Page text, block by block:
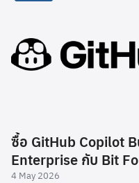
ซื้อ GitHub Copilot
Enterprise กับ Bit
4 May 2026